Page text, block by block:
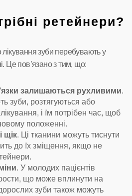
ретейнери?
лікування зуби перебувають у
Це пов’язано з тим, що:
залишаються рухливими.
зуби, розтягуються або
і їм потрібен час, щоб
положенні.
щік. Ці тканини можуть тиснути
до їх зміщення, якщо не
. У молодих пацієнтів
що може вплинути на
зуби також можуть